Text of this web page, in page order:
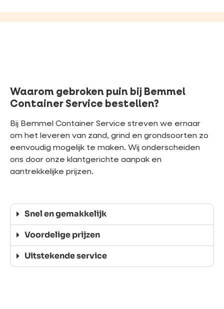
Waarom gebroken puin bij Bemmel
Container Service bestellen?
Bij Bemmel Container Service streven we ernaar
om het leveren van zand, grind en grondsoorten zo
eenvoudig mogelijk te maken. Wij onderscheiden
ons door onze klantgerichte aanpak en
aantrekkelijke prijzen.
Snel en gemakkelijk
Voordelige prijzen
Uitstekende service